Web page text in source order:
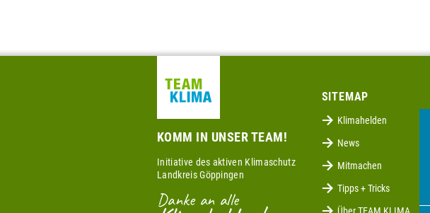
KOMM IN UNSER TEAM!
Initiative des aktiven Klimaschutz
Landkreis Göppingen
Danke an alle
SITEMAP
Klimahelden
News
Mitmachen
Tipps + Tricks